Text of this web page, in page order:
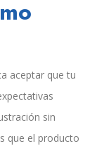
aceptar que tu
sin
que el producto